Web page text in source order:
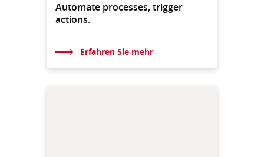
Automate processes, trigger
actions.
Erfahren Sie mehr